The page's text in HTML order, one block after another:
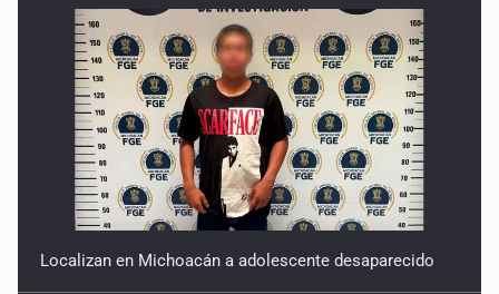
Localizan en Michoacán a adolescente desaparecido